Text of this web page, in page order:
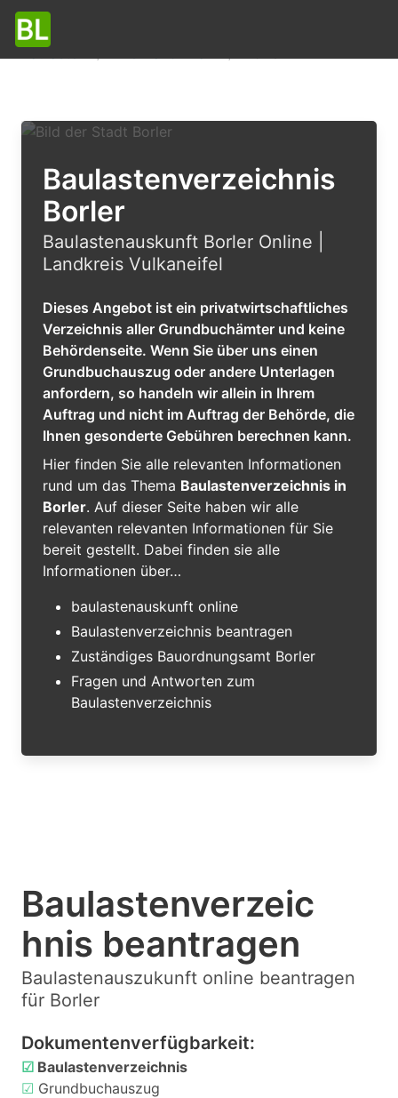
Baulastenverzeichnis
Borler
Baulastenauskunft Borler Online |
Landkreis Vulkaneifel
Dieses Angebot ist ein privatwirtschaftliches
Verzeichnis aller Grundbuchämter und keine
Behördenseite. Wenn Sie über uns einen
Grundbuchauszug oder andere Unterlagen
anfordern, so handeln wir allein in Ihrem
Auftrag und nicht im Auftrag der Behörde, die
Ihnen gesonderte Gebühren berechnen kann.
Hier finden Sie alle relevanten Informationen
rund um das Thema Baulastenverzeichnis in
Borler. Auf dieser Seite haben wir alle
relevanten relevanten Informationen für Sie
bereit gestellt. Dabei finden sie alle
Informationen über…
baulastenauskunft online
Baulastenverzeichnis beantragen
Zuständiges Bauordnungsamt Borler
Fragen und Antworten zum
Baulastenverzeichnis
Baulastenverzeic
hnis beantragen
Baulastenauszukunft online beantragen
für Borler
Dokumentenverfügbarkeit:
☑ Baulastenverzeichnis
☑ Grundbuchauszug